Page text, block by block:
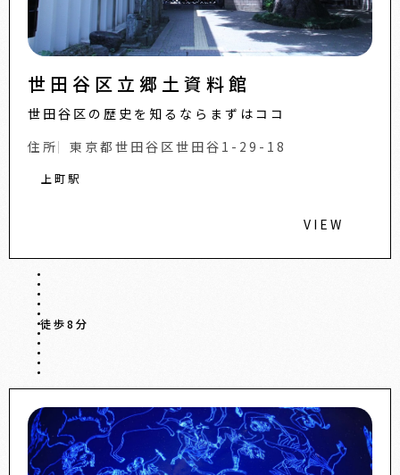
世田谷区立郷土資料館
世田谷区の歴史を知るならまずはココ
住所
東京都世田谷区世田谷1-29-18
上町駅
VIEW
徒歩8分